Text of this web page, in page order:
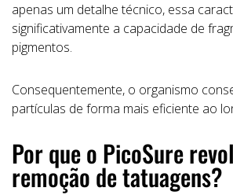
apenas um detalhe técnico, essa
significativamente a capacidade de
pigmentos.
Consequentemente, o organismo
partículas de forma mais eficiente ao
Por que o PicoSure
remoção de tatuagens?